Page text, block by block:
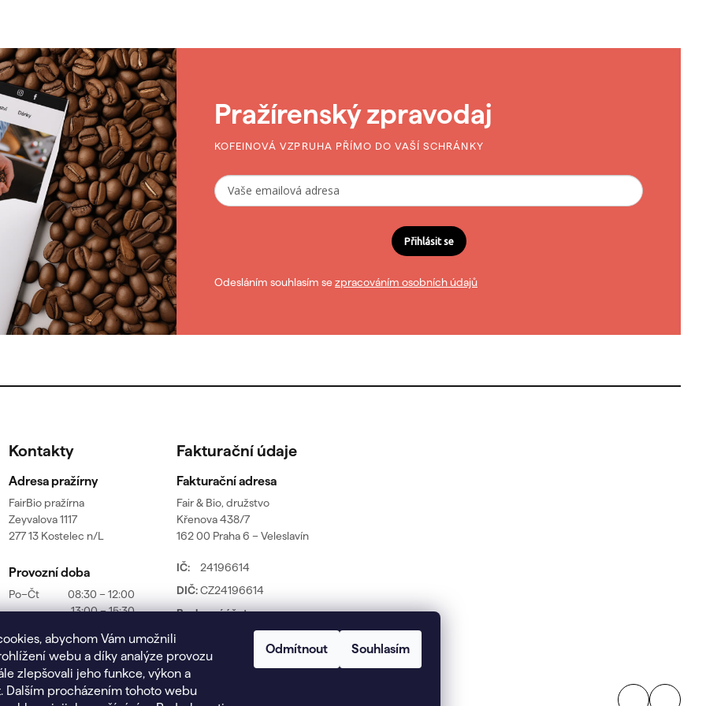
abychom Vám umožnili
webu a díky analýze provozu
zlepšovali jeho funkce, výkon a
Dalším procházením tohoto webu
Odmítnout Souhlasím
Pražírenský zpravodaj
KOFEINOVÁ VZPRUHA PŘÍMO DO VAŠÍ SCHRÁNKY
Přihlásit se
Odesláním souhlasím sezpracováním osobních údajů
Kontakty
Adresa pražírny
FairBio pražírna
Zeyvalova 1117
277 13 Kostelec n/L
Provozní doba
Po–Čt
08:30 – 12:00
13:00 – 15:30
So–Ne
Zavřeno
Fakturační údaje
Fakturační adresa
Fair & Bio, družstvo
Křenova 438/7
162 00 Praha 6 – Veleslavín
IČ:
24196614
DIČ:CZ24196614
Bankovní účet:
6694570389/0800